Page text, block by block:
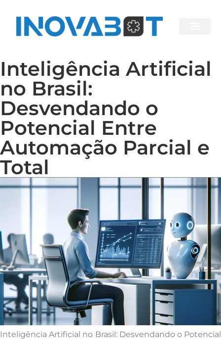
Inteligência Artificial
no Brasil:
Desvendando o
Potencial Entre
Automação Parcial e
Total
Inteligência Artificial no Brasil: Desvendando o Potencial